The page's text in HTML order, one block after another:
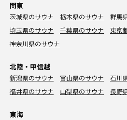
関東
茨城県のサウナ 栃木県のサウナ
群馬
埼玉県のサウナ
千葉県のサウナ
東京
神奈川県のサウナ
北陸・甲信越
新潟県のサウナ 富山県のサウナ
石川
福井県のサウナ
山梨県のサウナ 長野
東海